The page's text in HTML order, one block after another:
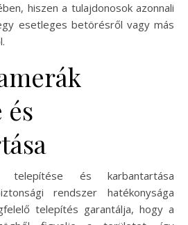
hiszen a tulajdonosok azonnali
esetleges betörésről vagy más
és karbantartása
rendszer hatékonysága
telepítés garantálja, hogy a